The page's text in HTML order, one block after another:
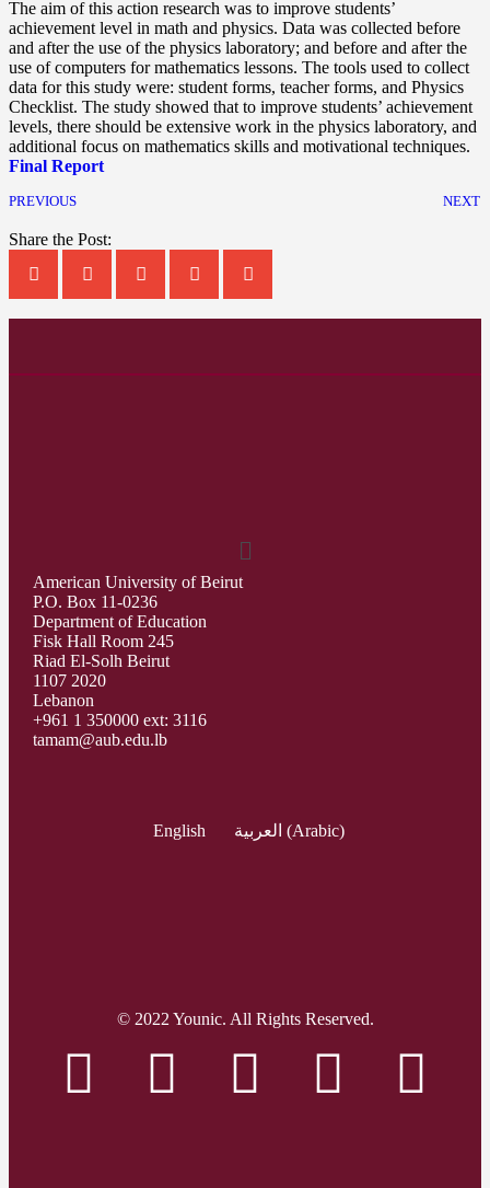
The aim of this action research was to improve students’
achievement level in math and physics. Data was collected before
and after the use of the physics laboratory; and before and after the
use of computers for mathematics lessons. The tools used to collect
data for this study were: student forms, teacher forms, and Physics
Checklist. The study showed that to improve students’ achievement
levels, there should be extensive work in the physics laboratory, and
additional focus on mathematics skills and motivational techniques.
Final Report
PREVIOUS NEXT
Share the Post:
American University of Beirut
P.O. Box 11-0236
Department of Education
Fisk Hall Room 245
Riad El-Solh Beirut
1107 2020
Lebanon
+961 1 350000 ext: 3116
tamam@aub.edu.lb
English العربية (Arabic)
© 2022 Younic. All Rights Reserved.